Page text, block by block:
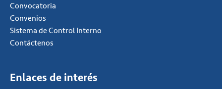
Convocatoria
Convenios
Sistema de Control Interno
Contáctenos
Enlaces de interés